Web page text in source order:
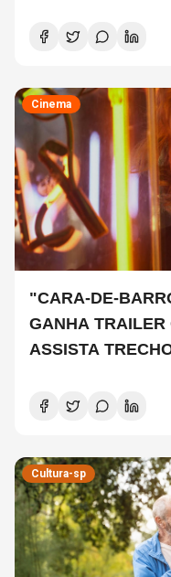
Cinema
"CARA-DE-
GANHA TRAILER
ASSISTA
Cultura-sp